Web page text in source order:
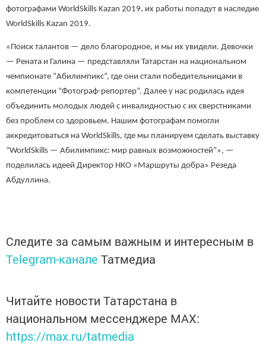
фотографами WorldSkills Kazan 2019, их работы попадут в наследие
WorldSkills Kazan 2019.
«Поиск талантов — дело благородное, и мы их увидели. Девочки
— Рената и Галина — представляли Татарстан на национальном
чемпионате “Абилимпикс”, где они стали победительницами в
компетенции “Фотограф-репортер”. Далее у нас родилась идея
объединить молодых людей с инвалидностью с их сверстниками
без проблем со здоровьем. Нашим фотографам помогли
аккредитоваться на WorldSkills, где мы планируем сделать выставку
“WorldSkills — Абилимпикс: мир равных возможностей”», —
поделилась идеей Директор НКО «Маршруты добра» Резеда
Абдуллина.
Следите за самым важным и интересным в
Telegram-канале Татмедиа
Читайте новости Татарстана в
национальном мессенджере MАХ:
https://max.ru/tatmedia